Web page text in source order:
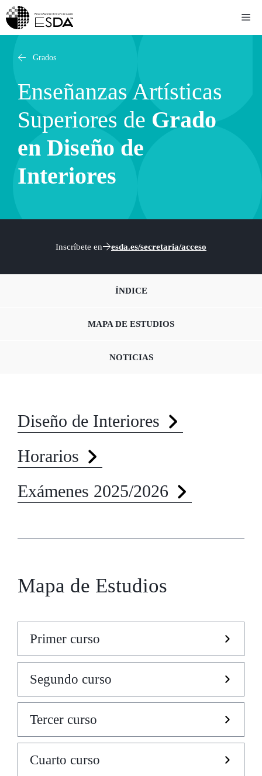
Saltar
Grados
Enseñanzas Artísticas
Superiores de Grado
en Diseño de
Interiores
Inscríbete en esda.es/secretaria/acceso
ÍNDICE
MAPA DE ESTUDIOS
NOTICIAS
Diseño de Interiores
Horarios
Exámenes 2025/2026
Mapa de Estudios
Primer curso
Segundo curso
Tercer curso
Cuarto curso